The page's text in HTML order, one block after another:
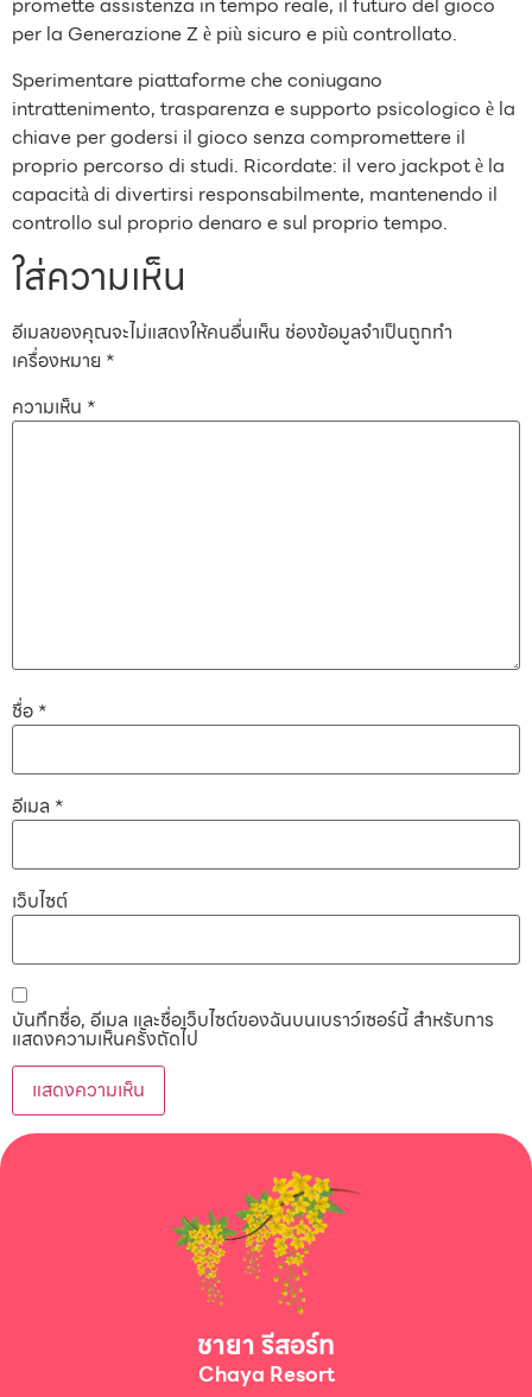
per la Generazione Z è più sicuro e più controllato.
Sperimentare piattaforme che coniugano
intrattenimento, trasparenza e supporto psicologico è la
chiave per godersi il gioco senza compromettere il
proprio percorso di studi. Ricordate: il vero jackpot è la
capacità di divertirsi responsabilmente, mantenendo il
controllo sul proprio denaro e sul proprio tempo.
ใส่ความเห็น
อีเมลของคุณจะไม่แสดงให้คนอื่นเห็น ช่องข้อมูลจำเป็นถูกทำ
เครื่องหมาย *
ความเห็น *
ชื่อ *
อีเมล *
เว็บไซต์
บันทึกชื่อ, อีเมล และชื่อเว็บไซต์ของฉันบนเบราว์เซอร์นี้ สำหรับการ
แสดงความเห็นครั้งถัดไป
ชายา รีสอร์ท
Chaya Resort